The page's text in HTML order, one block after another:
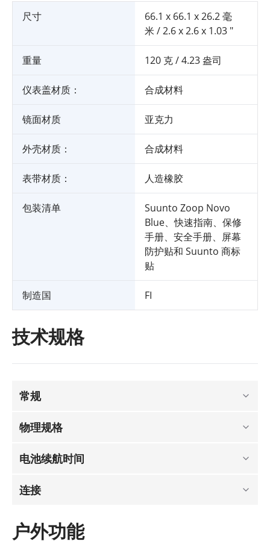
尺寸
66.1 x 66.1 x 26.2 毫
米 / 2.6 x 2.6 x 1.03 "
重量 120 克 / 4.23 盎司
仪表盖材质： 合成材料
镜面材质 亚克力
外壳材质： 合成材料
表带材质： 人造橡胶
包装清单
Suunto Zoop Novo
Blue、快速指南、保修
手册、安全手册、屏幕
防护贴和 Suunto 商标
贴
制造国 FI
技术规格
常规
物理规格
电池续航时间
连接
户外功能